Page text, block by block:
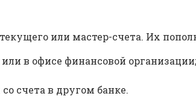
или мастер-счета. Их
в офисе финансовой организации;
счета в другом банке.